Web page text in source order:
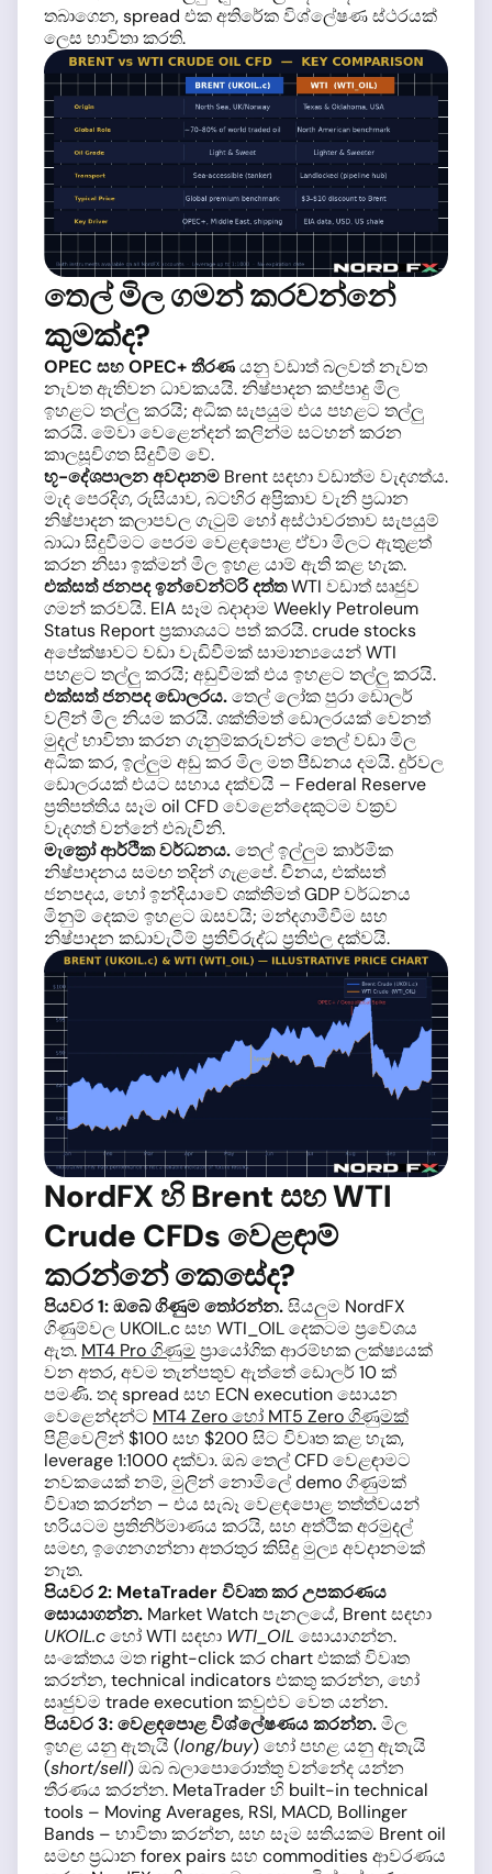
තබාගෙන, spread එක අතිරේක විශ්ලේෂණ ස්ථරයක්
ලෙස භාවිතා කරති.
තෙල් මිල ගමන් කරවන්නේ
කුමක්ද?
OPEC සහ OPEC+ තීරණයනු වඩාත් බලවත් නැවත
නැවත ඇතිවන ධාවකයයි. නිෂ්පාදන කප්පාදු මිල
ඉහළට තල්ලු කරයි; අධික සැපයුම එය පහළට තල්ලු
කරයි. මේවා වෙළෙන්දන් කලින්ම සටහන් කරන
කාලසූචිගත සිදුවීම් වේ.
භූ-දේශපාලන අවදානම Brent සඳහා වඩාත්ම වැදගත්ය.
මැද පෙරදිග, රුසියාව, බටහිර අප්‍රිකාව වැනි ප්‍රධාන
නිෂ්පාදන කලාපවල ගැටුම් හෝ අස්ථාවරතාව සැපයුම්
බාධා සිදුවීමට පෙරම වෙළඳපොළ ඒවා මිලට ඇතුළත්
කරන නිසා ඉක්මන් මිල ඉහළ යාම් ඇති කළ හැක.
එක්සත් ජනපද ඉන්වෙන්ටරි දත්තWTI වඩාත් සෘජුව
ගමන් කරවයි. EIA සෑම බදාදාම Weekly Petroleum
Status Report ප්‍රකාශයට පත් කරයි. crude stocks
අපේක්ෂාවට වඩා වැඩිවීමක් සාමාන්‍යයෙන් WTI
පහළට තල්ලු කරයි; අඩුවීමක් එය ඉහළට තල්ලු කරයි.
එක්සත් ජනපද ඩොලරය.තෙල් ලෝක පුරා ඩොලර්
වලින් මිල නියම කරයි. ශක්තිමත් ඩොලරයක් වෙනත්
මුදල් භාවිතා කරන ගැනුම්කරුවන්ට තෙල් වඩා මිල
අධික කර, ඉල්ලුම අඩු කර මිල මත පීඩනය දමයි. දුර්වල
ඩොලරයක් එයට සහාය දක්වයි – Federal Reserve
ප්‍රතිපත්තිය සෑම oil CFD වෙළෙන්දෙකුටම වක්‍රව
වැදගත් වන්නේ එබැවිනි.
මැක්‍රෝ ආර්ථික වර්ධනය.තෙල් ඉල්ලුම කාර්මික
නිෂ්පාදනය සමඟ තදින් ගැළපේ. චීනය, එක්සත්
ජනපදය, හෝ ඉන්දියාවේ ශක්තිමත් GDP වර්ධනය
මිනුම් දෙකම ඉහළට ඔසවයි; මන්දගාමීවීම සහ
නිෂ්පාදන කඩාවැටීම් ප්‍රතිවිරුද්ධ ප්‍රතිඵල දක්වයි.
NordFX හි Brent සහ WTI
Crude CFDs වෙළඳාම්
කරන්නේ කෙසේද?
පියවර 1: ඔබේ ගිණුම තෝරන්න.සියලුම NordFX
ගිණුම්වල UKOIL.c සහ WTI_OIL දෙකටම ප්‍රවේශය
ඇත. MT4 Pro ගිණුම ප්‍රායෝගික ආරම්භක ලක්ෂ්‍යයක්
වන අතර, අවම තැන්පතුව ඇත්තේ ඩොලර් 10 ක්
පමණි. තද spread සහ ECN execution සොයන
වෙළෙන්දන්ට MT4 Zero හෝ MT5 Zero ගිණුමක්
පිළිවෙලින් $100 සහ $200 සිට විවෘත කළ හැක,
leverage 1:1000 දක්වා. ඔබ තෙල් CFD වෙළඳාමට
නවකයෙක් නම්, මුලින් නොමිලේ demo ගිණුමක්
විවෘත කරන්න – එය සැබෑ වෙළඳපොළ තත්ත්වයන්
හරියටම ප්‍රතිනිර්මාණය කරයි, සහ අත්ථික අරමුදල්
සමඟ, ඉගෙනගන්නා අතරතුර කිසිදු මුල්‍ය අවදානමක්
නැත.
පියවර 2: MetaTrader විවෘත කර උපකරණය
සොයාගන්න. Market Watch පැනලයේ, Brent සඳහා
UKOIL.cහෝ WTI සඳහා WTI_OILසොයාගන්න.
සංකේතය මත right-click කර chart එකක් විවෘත
කරන්න, technical indicators එකතු කරන්න, හෝ
සෘජුවම trade execution කවුළුව වෙත යන්න.
පියවර 3: වෙළඳපොළ විශ්ලේෂණය කරන්න.මිල
ඉහළ යනු ඇතැයි (long/buy) හෝ පහළ යනු ඇතැයි
(short/sell) ඔබ බලාපොරොත්තු වන්නේද යන්න
තීරණය කරන්න. MetaTrader හි built-in technical
tools – Moving Averages, RSI, MACD, Bollinger
Bands – භාවිතා කරන්න, සහ සෑම සතියකම Brent oil
සමඟ ප්‍රධාන forex pairs සහ commodities ආවරණය